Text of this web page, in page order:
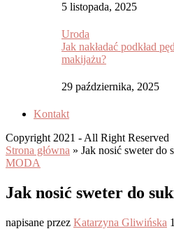
5 listopada, 2025
Uroda
Jak nakładać podkład
makijażu?
29 października, 2025
Kontakt
Copyright 2021 - All Right Reserved
Strona główna » Jak nosić sweter do
MODA
Jak nosić sweter do
napisane przez Katarzyna Gliwińska